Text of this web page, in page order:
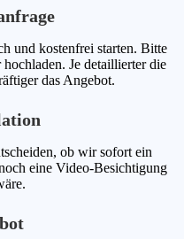
und kostenfrei starten. Bitte
Je detaillierter die
das Angebot.
ob wir sofort ein
eine Video-Besichtigung